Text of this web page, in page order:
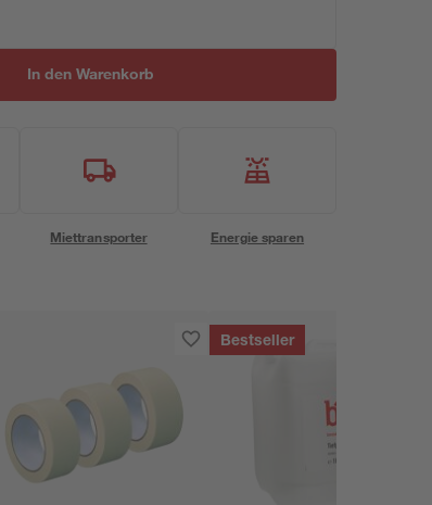
In den Warenkorb
Miettransporter Energie sparen
Bestseller